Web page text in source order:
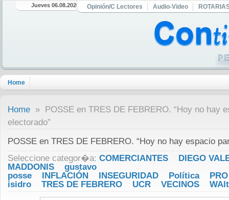
Jueves 06.08.2026 Opinión/C Lectores Audio-Video
Home
Home » POSSE en TRES DE FEBRERO. “Hoy no hay
electorado”
POSSE en TRES DE FEBRERO. “Hoy no hay espacio
Seleccione categor�a: COMERCIANTES
DIEGO
MADDONIS
gustavo
posse
INFLACIÓN INSEGURIDAD Política
PRO
isidro
TRES DE FEBRERO UCR VECINOS